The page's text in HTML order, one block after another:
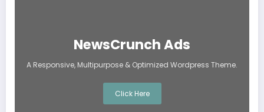
NewsCrunch Ads
A Responsive, Multipurpose & Optimized Wordpress Theme.
Click Here